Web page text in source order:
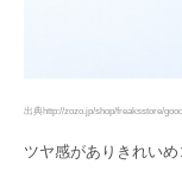
出典http://zozo.jp/shop/freaksstore/
ツヤ感がありきれい